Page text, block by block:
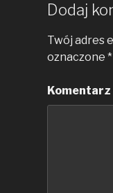
Dodaj
Twój adres
oznaczone *
Komentarz